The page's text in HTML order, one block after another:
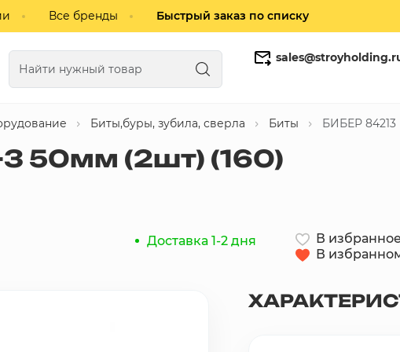
Все бренды Быстрый заказ по списку
Газобетонные блоки
Биты,буры, зубила, сверла Биты БИБЕР 84213
50мм (2шт) (160)
Доставка 1-2 дня
В
В